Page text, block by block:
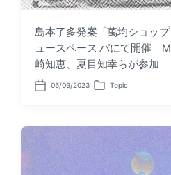
島本了多発案「萬均ショッ
ュースペース パにて開催
崎知恵、夏目知幸らが参加
P
05/09/2023 P
Topic